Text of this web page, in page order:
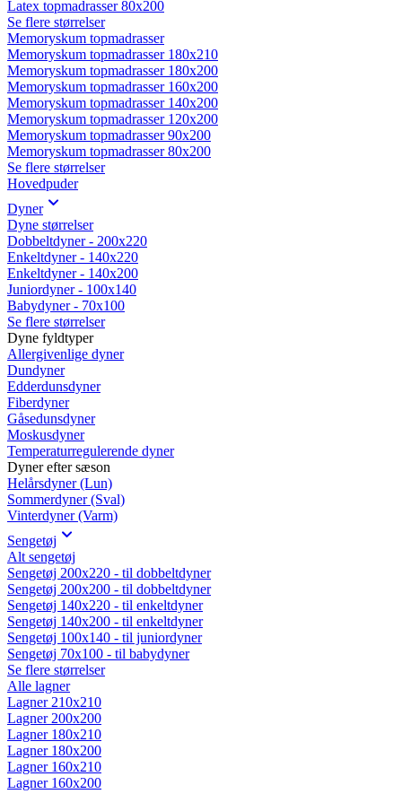
Latex topmadrasser 80x200
Se flere størrelser
Memoryskum topmadrasser
Memoryskum topmadrasser 180x210
Memoryskum topmadrasser 180x200
Memoryskum topmadrasser 160x200
Memoryskum topmadrasser 140x200
Memoryskum topmadrasser 120x200
Memoryskum topmadrasser 90x200
Memoryskum topmadrasser 80x200
Se flere størrelser
Hovedpuder
Dyner
Dyne størrelser
Dobbeltdyner - 200x220
Enkeltdyner - 140x220
Enkeltdyner - 140x200
Juniordyner - 100x140
Babydyner - 70x100
Se flere størrelser
Dyne fyldtyper
Allergivenlige dyner
Dundyner
Edderdunsdyner
Fiberdyner
Gåsedunsdyner
Moskusdyner
Temperaturregulerende dyner
Dyner efter sæson
Helårsdyner (Lun)
Sommerdyner (Sval)
Vinterdyner (Varm)
Sengetøj
Alt sengetøj
Sengetøj 200x220 - til dobbeltdyner
Sengetøj 200x200 - til dobbeltdyner
Sengetøj 140x220 - til enkeltdyner
Sengetøj 140x200 - til enkeltdyner
Sengetøj 100x140 - til juniordyner
Sengetøj 70x100 - til babydyner
Se flere størrelser
Alle lagner
Lagner 210x210
Lagner 200x200
Lagner 180x210
Lagner 180x200
Lagner 160x210
Lagner 160x200